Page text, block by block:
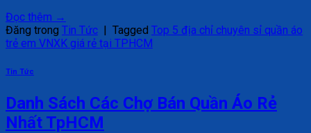
Đọc thêm →
Đăng trong Tin Tức | Tagged Top 5 địa chỉ chuyên sỉ quần áo
trẻ em VNXK giá rẻ tại TPHCM
Tin Tức
Danh Sách Các Chợ Bán Quần Áo Rẻ
Nhất TpHCM